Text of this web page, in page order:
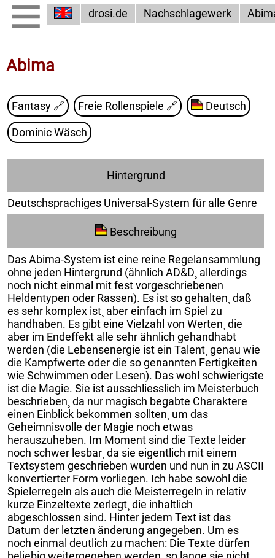
drosi.de Nachschlagewerk
Abima
Fantasy 🔗 Freie Rollenspiele 🔗 Deutsch
Dominic Wäsch
Hintergrund
Deutschsprachiges Universal-System für alle Genre
Beschreibung
Das Abima-System ist eine reine Regelansammlung
ohne jeden Hintergrund (ähnlich AD&D¸ allerdings
noch nicht einmal mit fest vorgeschriebenen
Heldentypen oder Rassen). Es ist so gehalten¸ daß
es sehr komplex ist¸ aber einfach im Spiel zu
handhaben. Es gibt eine Vielzahl von Werten¸ die
aber im Endeffekt alle sehr ähnlich gehandhabt
werden (die Lebensenergie ist ein Talent¸ genau wie
die Kampfwerte oder die so genannten Fertigkeiten
wie Schwimmen oder Lesen). Das wohl schwierigste
ist die Magie. Sie ist ausschliesslich im Meisterbuch
beschrieben¸ da nur magisch begabte Charaktere
einen Einblick bekommen sollten¸ um das
Geheimnisvolle der Magie noch etwas
herauszuheben. Im Moment sind die Texte leider
noch schwer lesbar¸ da sie eigentlich mit einem
Textsystem geschrieben wurden und nun in zu ASCII
konvertierter Form vorliegen. Ich habe sowohl die
Spielerregeln als auch die Meisterregeln in relativ
kurze Einzeltexte zerlegt¸ die inhaltlich
abgeschlossen sind. Hinter jedem Text ist das
Datum der letzten änderung angegeben. Um es
noch einmal deutlich zu machen: Die Texte dürfen